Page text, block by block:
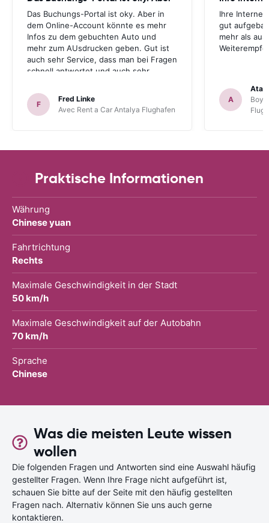
Das Buchungs-Portal ist oky. Aber in
dem Online-Account könnte es mehr
Infos zu dem gebuchten Auto und
mehr zum AUsdrucken geben. Gut ist
auch sehr Service, dass man bei Fragen
schnell antwortet und auch sehr
gute Erfahrung. Deshalb habe ich Sie
als meinen Lieblings-Mietautovermittler
auch für künftige Buchungen
F
Fred Linke
Avec Rent a Car Antalya Flughafen
Ihre
gut
mehr als
A
Praktische Informationen
Währung
Chinese yuan
Fahrtrichtung
Rechts
Maximale Geschwindigkeit in der Stadt
50 km/h
Maximale Geschwindigkeit auf der Autobahn
70 km/h
Sprache
Chinese
Was die meisten Leute wissen
wollen
Die folgenden Fragen und Antworten sind eine Auswahl häufig
gestellter Fragen. Wenn Ihre Frage nicht aufgeführt ist,
schauen Sie bitte auf der Seite mit den häufig gestellten
Fragen nach. Alternativ können Sie uns auch gerne
kontaktieren.